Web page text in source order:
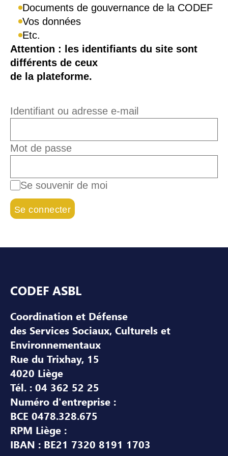
Documents de gouvernance de la CODEF
Vos données
Etc.
Attention : les identifiants du site sont
différents de ceux
de la plateforme.
Identifiant ou adresse e-mail
Mot de passe
Se souvenir de moi
CODEF ASBL
Coordination et Défense
des Services Sociaux, Culturels et
Environnementaux
Rue du Trixhay, 15
4020 Liège
Tél. : 04 362 52 25
Numéro d'entreprise :
BCE 0478.328.675
RPM Liège :
IBAN : BE21 7320 8191 1703